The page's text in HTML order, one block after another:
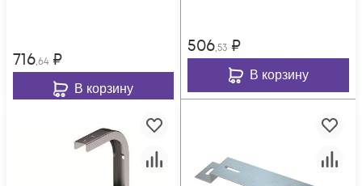
716,64 ₽
В корзину
506,53 ₽
В корзину